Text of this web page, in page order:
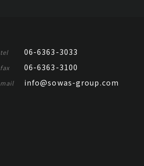
tel 06-6363-3033
fax 06-6363-3100
mail info@sowas-group.com